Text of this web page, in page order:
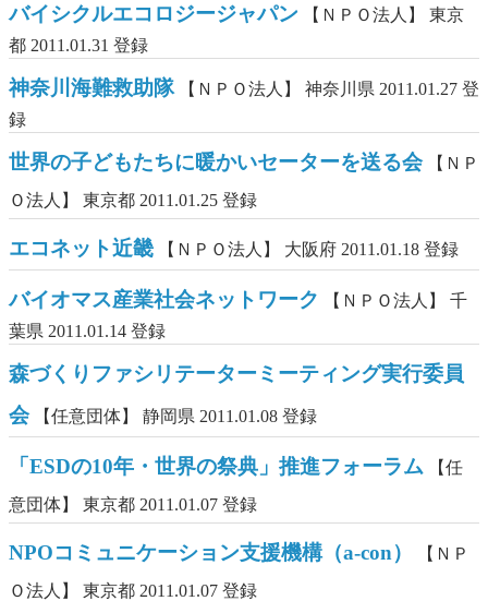
バイシクルエコロジージャパン 【ＮＰＯ法人】
東京
都 2011.01.31 登録
神奈川海難救助隊 【ＮＰＯ法人】 神奈川県 2011.01.27 登
録
世界の子どもたちに暖かいセーターを送る会
【ＮＰ
Ｏ法人】
東京都 2011.01.25 登録
エコネット近畿 【ＮＰＯ法人】 大阪府 2011.01.18 登録
バイオマス産業社会ネットワーク 【ＮＰＯ法人】
千
葉県 2011.01.14 登録
森づくりファシリテーターミーティング実行委員
会
【任意団体】 静岡県 2011.01.08 登録
「ESDの10年・世界の祭典」推進フォーラム
【任
意団体】
東京都 2011.01.07 登録
NPOコミュニケーション支援機構（a-con）
【ＮＰ
Ｏ法人】
東京都 2011.01.07 登録